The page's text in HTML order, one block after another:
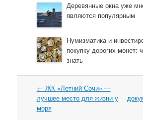
Деревянные окна уже
являются популярным
Нумизматика и
покупку дорогих монет:
знать
Навигация
← ЖК «Летний Сочи» —
лучшее место для жизни у
моря